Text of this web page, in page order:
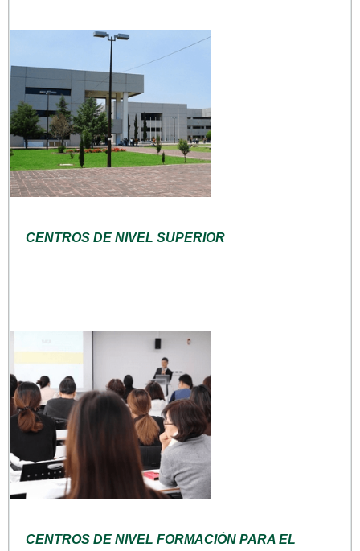
CENTROS DE NIVEL SUPERIOR
CENTROS DE NIVEL FORMACIÓN PARA EL